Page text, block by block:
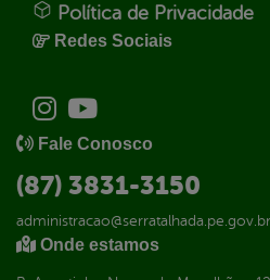
Política de Privacidade
Redes Sociais
Fale Conosco
(87) 3831-3150
administracao@serratalhada.pe.gov.br
Onde estamos